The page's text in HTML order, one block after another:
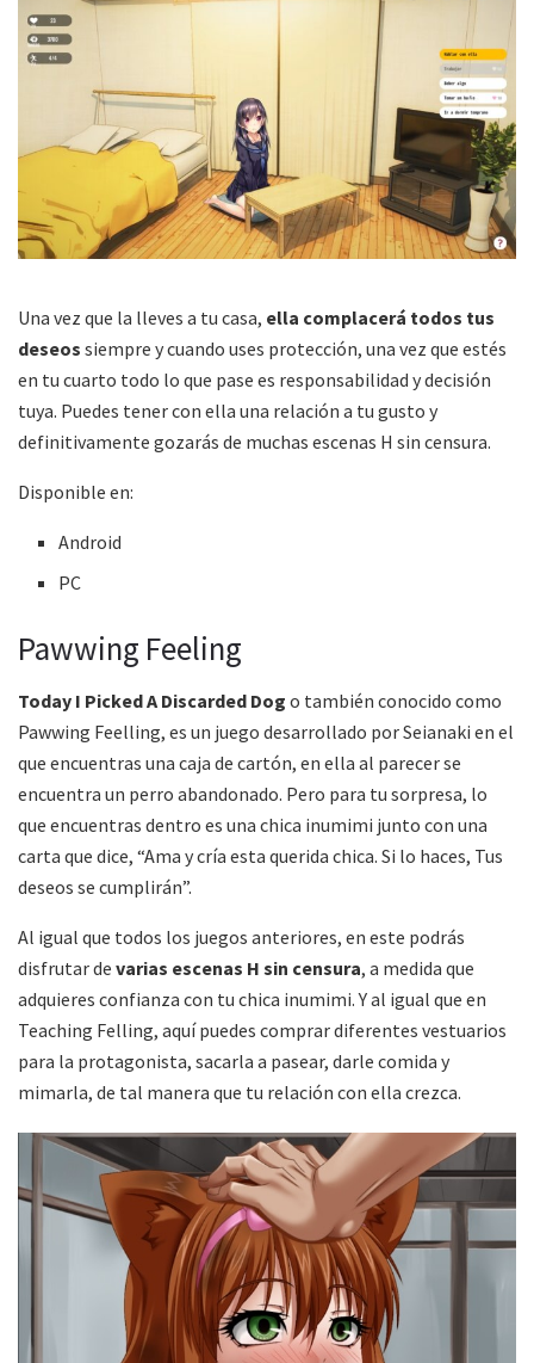
Una vez que la lleves a tu casa, ella complacerá todos tus
deseos siempre y cuando uses protección, una vez que estés
en tu cuarto todo lo que pase es responsabilidad y decisión
tuya. Puedes tener con ella una relación a tu gusto y
definitivamente gozarás de muchas escenas H sin censura.
Disponible en:
Android
PC
Pawwing Feeling
Today I Picked A Discarded Dog o también conocido como
Pawwing Feelling, es un juego desarrollado por Seianaki en el
que encuentras una caja de cartón, en ella al parecer se
encuentra un perro abandonado. Pero para tu sorpresa, lo
que encuentras dentro es una chica inumimi junto con una
carta que dice, “Ama y cría esta querida chica. Si lo haces, Tus
deseos se cumplirán”.
Al igual que todos los juegos anteriores, en este podrás
disfrutar de varias escenas H sin censura, a medida que
adquieres confianza con tu chica inumimi. Y al igual que en
Teaching Felling, aquí puedes comprar diferentes vestuarios
para la protagonista, sacarla a pasear, darle comida y
mimarla, de tal manera que tu relación con ella crezca.